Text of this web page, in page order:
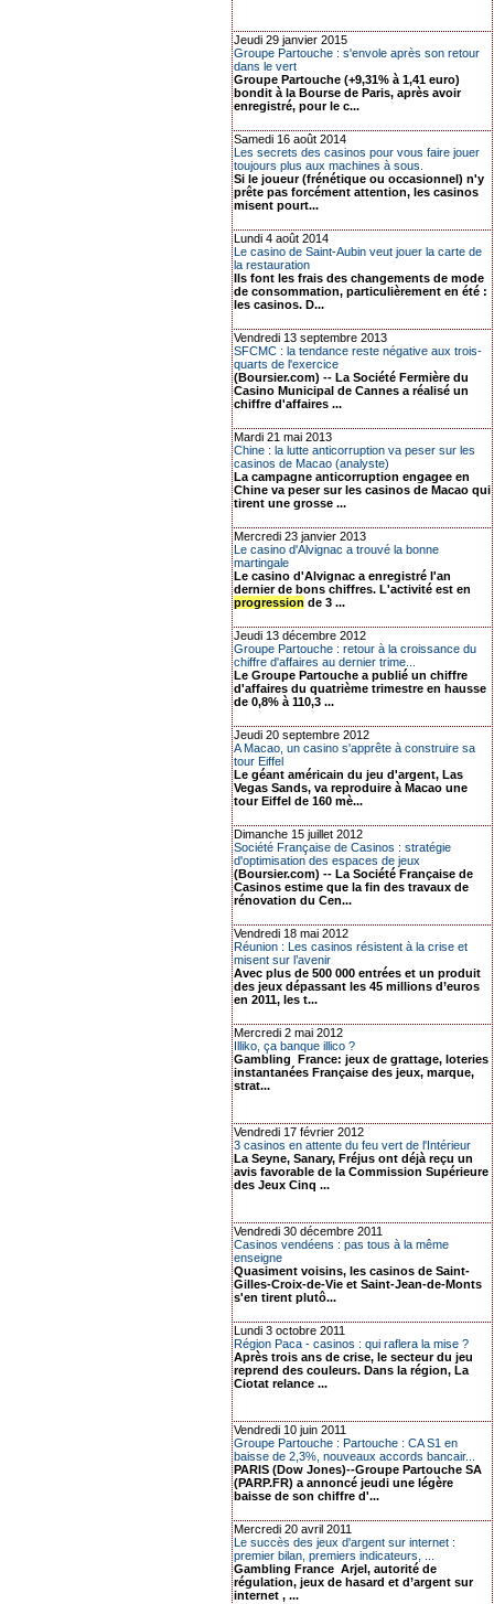
Jeudi 29 janvier 2015
Groupe Partouche : s'envole après son retour
dans le vert
Groupe Partouche (+9,31% à 1,41 euro)
bondit à la Bourse de Paris, après avoir
enregistré, pour le c...
Samedi 16 août 2014
Les secrets des casinos pour vous faire jouer
toujours plus aux machines à sous.
Si le joueur (frénétique ou occasionnel) n'y
prête pas forcément attention, les casinos
misent pourt...
Lundi 4 août 2014
Le casino de Saint-Aubin veut jouer la carte de
la restauration
Ils font les frais des changements de mode
de consommation, particulièrement en été :
les casinos. D...
Vendredi 13 septembre 2013
SFCMC : la tendance reste négative aux trois-
quarts de l'exercice
(Boursier.com) -- La Société Fermière du
Casino Municipal de Cannes a réalisé un
chiffre d'affaires ...
Mardi 21 mai 2013
Chine : la lutte anticorruption va peser sur les
casinos de Macao (analyste)
La campagne anticorruption engagee en
Chine va peser sur les casinos de Macao qui
tirent une grosse ...
Mercredi 23 janvier 2013
Le casino d'Alvignac a trouvé la bonne
martingale
Le casino d'Alvignac a enregistré l'an
dernier de bons chiffres. L'activité est en
progression de 3 ...
Jeudi 13 décembre 2012
Groupe Partouche : retour à la croissance du
chiffre d'affaires au dernier trime...
Le Groupe Partouche a publié un chiffre
d'affaires du quatrième trimestre en hausse
de 0,8% à 110,3 ...
Jeudi 20 septembre 2012
A Macao, un casino s'apprête à construire sa
tour Eiffel
Le géant américain du jeu d'argent, Las
Vegas Sands, va reproduire à Macao une
tour Eiffel de 160 mè...
Dimanche 15 juillet 2012
Société Française de Casinos : stratégie
d'optimisation des espaces de jeux
(Boursier.com) -- La Société Française de
Casinos estime que la fin des travaux de
rénovation du Cen...
Vendredi 18 mai 2012
Réunion : Les casinos résistent à la crise et
misent sur l’avenir
Avec plus de 500 000 entrées et un produit
des jeux dépassant les 45 millions d’euros
en 2011, les t...
Mercredi 2 mai 2012
Illiko, ça banque illico ?
Gambling France: jeux de grattage, loteries
instantanées Française des jeux, marque,
strat...
Vendredi 17 février 2012
3 casinos en attente du feu vert de l'Intérieur
La Seyne, Sanary, Fréjus ont déjà reçu un
avis favorable de la Commission Supérieure
des Jeux Cinq ...
Vendredi 30 décembre 2011
Casinos vendéens : pas tous à la même
enseigne
Quasiment voisins, les casinos de Saint-
Gilles-Croix-de-Vie et Saint-Jean-de-Monts
s'en tirent plutô...
Lundi 3 octobre 2011
Région Paca - casinos : qui raflera la mise ?
Après trois ans de crise, le secteur du jeu
reprend des couleurs. Dans la région, La
Ciotat relance ...
Vendredi 10 juin 2011
Groupe Partouche : Partouche : CA S1 en
baisse de 2,3%, nouveaux accords bancair...
PARIS (Dow Jones)--Groupe Partouche SA
(PARP.FR) a annoncé jeudi une légère
baisse de son chiffre d'...
Mercredi 20 avril 2011
Le succès des jeux d'argent sur internet :
premier bilan, premiers indicateurs, ...
Gambling France Arjel, autorité de
régulation, jeux de hasard et d’argent sur
internet , ...